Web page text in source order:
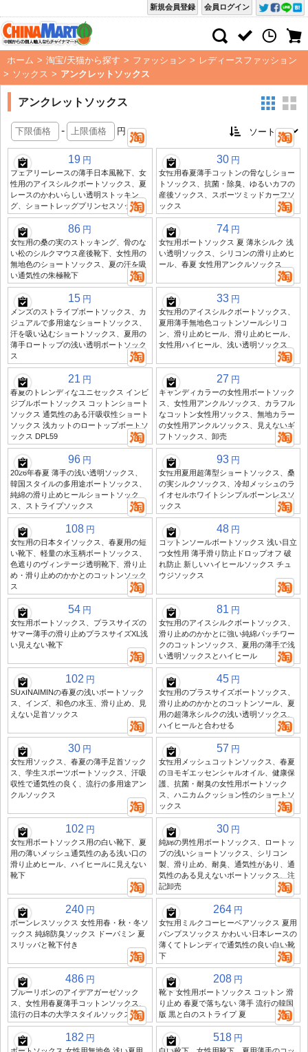
会員ログイン
新規会員登録
ホーム > 淘宝/天猫から探す > ファッション > レディースファッション
> ソックス > アンクレットソックス
アンクレットソックス
- 円
19 円
フェアリーレースの薄手日本風靴下、女
性用のアイスシルクボートソックス、夏
レースのかわいらしい透明ストッキン
グ、ショートレッグプリンセスソックス
30 円
女性用春夏薄手コットンの骨なしショー
トソックス、抗菌・除臭、ゆるいカフの
産後ソックス、スポーツミッドカーフソ
ックス
86 円
女性用の桑の実のストッキング、骨のな
い松のシルクマウス産後靴下、女性用の
無地色のショートソックス、夏の汗を吸
い通気性の朱極靴下
74 円
女性用ボートソックス 夏 薄氷シルク 浅
い透明ソックス、シリコンの滑り止めヒ
ール、春夏 女性用アンクルソックス
15 円
メンズのストライプボートソックス、カ
ジュアルで多用途なショートソックス、
汗を吸い込むショートソックス、夏用の
薄手ロートップの浅い透明ボートソック
ス
33 円
女性用のアイスシルクボートソックス、
夏用薄手無地色コットンソールシリコ
ン、滑り止めヒール、滑り止めヒール、
女性用ハイヒール、浅い透明ソックス
21 円
春夏のトレンディなユニセックス インビ
ジブルボートソックス コットンショート
ソックス 通気性のある汗吸収性ショート
ソックス 浅カットのロートップボートソ
ックス DPL59
27 円
キャンディカラーの女性用ボートソック
ス、女性用アンクルソックス、カラフル
なコットン女性用ソックス、無地カラー
の女性用アンクルソックス、見えないギ
フトソックス、卸売
96 円
2026年春夏 薄手の浅い透明ソックス、
韓国スタイルの多用途ボートソックス、
純綿の滑り止めヒールショートソック
ス、ストライプソックス
93 円
女性用夏用超薄型ショートソックス、桑
の実シルクソックス、冷却メッシュのラ
イオセルホワイトシンプルボーンレスソ
ックス
108 円
女性用の日本タイソックス、春夏用の短
い靴下、軽量の水玉柄ボートソックス、
色遮りのヴィンテージ透明靴下、滑り止
め・滑り止めのかかとのコットンソック
ス
48 円
コットンソールボートソックス 浅い目立
つ女性用 薄手滑り防止ドロップオフ 破
れ防止 新しいハイヒールソックス チュ
ウジソックス
54 円
女性用ボートソックス、プラスサイズの
サマー薄手の滑り止めプラスサイズXL浅
い見えない靴下
81 円
女性用のアイスシルクボートソックス、
滑り止めのかかとに強い純綿パッチワー
クのコットンソックス、夏用の薄手で浅
い透明ソックスとハイヒール
102 円
SUXINAIMINの春夏の浅いボートソック
ス、インズ、和色の水玉、滑り止め、見
えない足首ソックス
45 円
女性用のプラスサイズボートソックス、
滑り止めのかかとのコットンソール、夏
用の超薄氷シルクの浅い透明ソックス、
ハイヒールと合わせる
30 円
女性用ソックス、春夏の薄手足首ソック
ス、学生スポーツボートソックス、汗吸
収性で通気性の良く、流行の多用途アン
クルソックス
57 円
女性用メッシュコットンソックス、春夏
のヨモギエッセンシャルオイル、健康保
護、抗菌・耐臭の女性用ボートソック
ス、ハニカムクッション性のショートソ
ックス
102 円
女性用ボートソックス用の白い靴下、夏
用の薄いメッシュ通気性のある浅い口の
滑り止めヒール、ハイヒールに見えない
靴下
30 円
純綿の男性用ボートソックス、ロートッ
プの浅いショートソックス、シリコン
製、滑り止め、耐臭、通気性があり、通
気性のある見えないボートソックス、注
記卸売
240 円
ボーンレスソックス 女性用春・秋・冬ソ
ックス 純綿防臭ソックス ドーパミン 夏
スリッパと靴下付き
264 円
女性用ミルクコーヒーベアソックス 夏用
パンプスソックス かわいい日本レースの
薄くてトレンディで通気性の良い白い靴
下
486 円
ブルーリボンのアイデアガーゼソック
ス、女性用春夏薄手コットンソックス、
流行の日本の大学スタイルソックス
208 円
靴下 女性用ボートソックス コットン 滑
り止め 春夏で落ちない 薄手 流行の韓国
版 黒と白のストライプ 夏
182 円 518 円